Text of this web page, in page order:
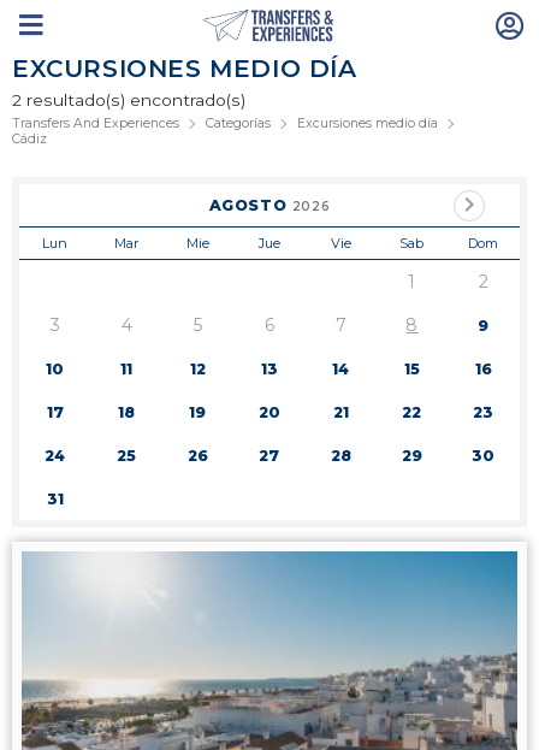
EXCURSIONES MEDIO DÍA
2 resultado(s) encontrado(s)
Transfers And Experiences Categorías
Excursiones medio día
Cádiz
AGOSTO 2026
Lun Mar Mie Jue Vie Sab Dom
1
2
3
4 5 6 7 8 9
10 11 12 13 14 15 16
17 18 19 20 21 22 23
24 25 26 27 28 29 30
31